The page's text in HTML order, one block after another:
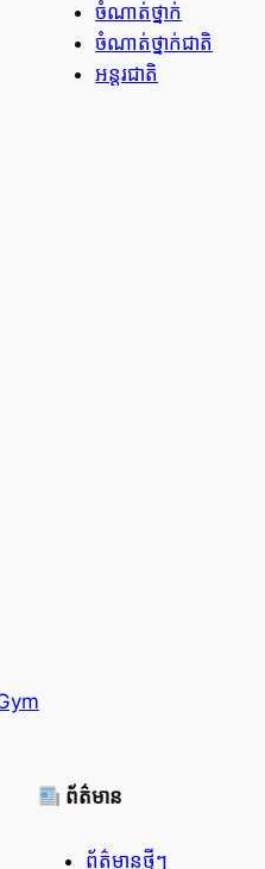
ចំណាត់ថ្នាក់
ចំណាត់ថ្នាក់ជាតិ
អន្តរជាតិ
ព័ត៌មាន
ព័ត៌មានថ្មីៗ